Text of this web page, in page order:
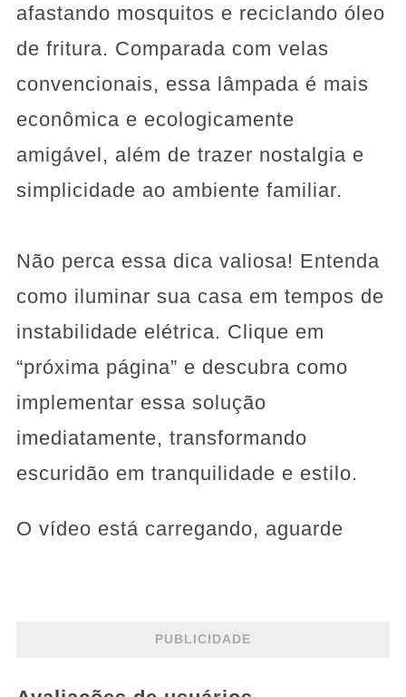
afastando mosquitos e reciclando óleo
de fritura. Comparada com velas
convencionais, essa lâmpada é mais
econômica e ecologicamente
amigável, além de trazer nostalgia e
simplicidade ao ambiente familiar.
Não perca essa dica valiosa! Entenda
como iluminar sua casa em tempos de
instabilidade elétrica. Clique em
“próxima página” e descubra como
implementar essa solução
imediatamente, transformando
escuridão em tranquilidade e estilo.
O vídeo está carregando, aguarde
PUBLICIDADE